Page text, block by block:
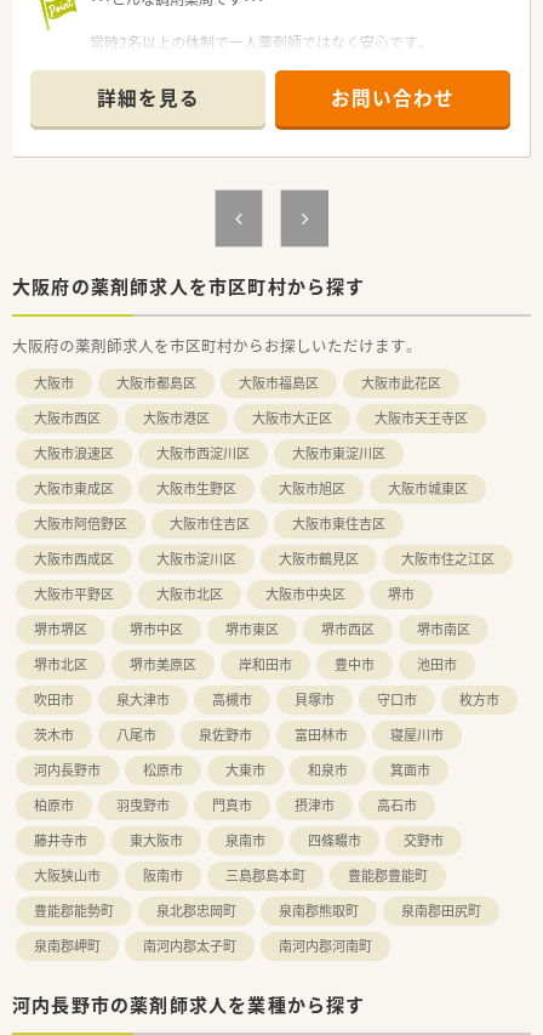
常時2名以上の体制で一人薬剤師ではなく安心です。
河内長野周辺に3店舗あります。
2店舗は駅より徒歩1分、1店舗は駅よりバスですが中型スーパー
内にあり大変便利♪
詳細を見る お問い合わせ
大阪府の薬剤師求人を市区町村から探す
大阪府の薬剤師求人を市区町村からお探しいただけます。
大阪市 大阪市都島区 大阪市福島区
大阪市此花区
大阪市西区
大阪市港区 大阪市大正区
大阪市天王寺区
大阪市浪速区
大阪市西淀川区
大阪市東淀川区
大阪市東成区
大阪市生野区 大阪市旭区
大阪市城東区
大阪市阿倍野区
大阪市住吉区
大阪市東住吉区
大阪市西成区
大阪市淀川区 大阪市鶴見区
大阪市住之江区
大阪市平野区
大阪市北区 大阪市中央区
堺市
堺市堺区
堺市中区 堺市東区 堺市西区
堺市南区
堺市北区
堺市美原区 岸和田市 豊中市
池田市
吹田市
泉大津市 高槻市 貝塚市 守口市
枚方市
茨木市
八尾市 泉佐野市 富田林市
寝屋川市
河内長野市
松原市 大東市 和泉市
箕面市
柏原市
羽曳野市 門真市 摂津市
高石市
藤井寺市
東大阪市 泉南市 四條畷市
交野市
大阪狭山市
阪南市 三島郡島本町
豊能郡豊能町
豊能郡能勢町
泉北郡忠岡町 泉南郡熊取町
泉南郡田尻町
泉南郡岬町
南河内郡太子町 南河内郡河南町
河内長野市の薬剤師求人を業種から探す